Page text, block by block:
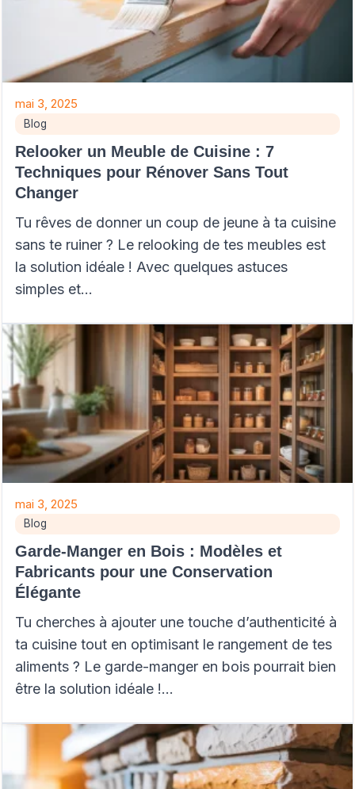
mai 3, 2025
Blog
Relooker un Meuble de Cuisine : 7
Techniques pour Rénover Sans Tout
Changer
Tu rêves de donner un coup de jeune à ta cuisine
sans te ruiner ? Le relooking de tes meubles est
la solution idéale ! Avec quelques astuces
simples et…
mai 3, 2025
Blog
Garde-Manger en Bois : Modèles et
Fabricants pour une Conservation
Élégante
Tu cherches à ajouter une touche d’authenticité à
ta cuisine tout en optimisant le rangement de tes
aliments ? Le garde-manger en bois pourrait bien
être la solution idéale !…